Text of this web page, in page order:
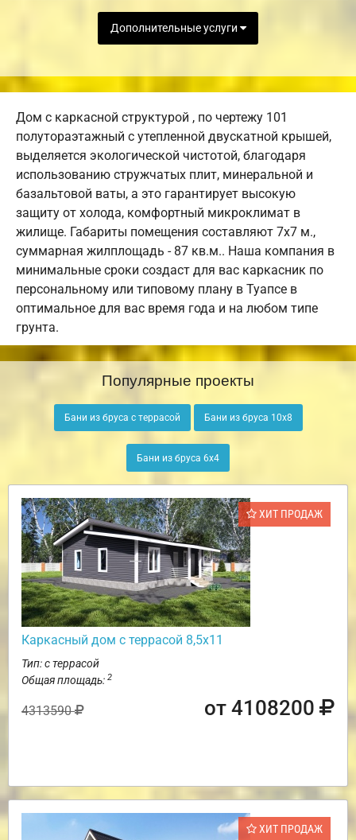
Дополнительные услуги
Дом с каркасной структурой , по чертежу 101
полутораэтажный с утепленной двускатной крышей,
выделяется экологической чистотой, благодаря
использованию стружчатых плит, минеральной и
базальтовой ваты, а это гарантирует высокую
защиту от холода, комфортный микроклимат в
жилище. Габариты помещения составляют 7х7 м.,
суммарная жилплощадь - 87 кв.м.. Наша компания в
минимальные сроки создаст для вас каркасник по
персональному или типовому плану в Туапсе в
оптимальное для вас время года и на любом типе
грунта.
Популярные проекты
Бани из бруса с террасой Бани из бруса 10х8
Бани из бруса 6х4
ХИТ ПРОДАЖ
Каркасный дом с террасой 8,5х11
Тип: с террасой
Общая площадь: 2
4313590 от 4108200
ХИТ ПРОДАЖ